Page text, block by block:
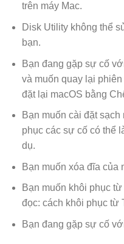
trên máy Mac.
Disk Utility không thể
bạn.
Bạn đang gặp sự cố
và muốn quay lại
đặt lại macOS bằng
Bạn muốn cài đặt
phục các sự cố có thể
dụ.
Bạn muốn xóa đĩa của
Bạn muốn khôi phục
đọc: cách khôi phục từ
Bạn đang gặp sự cố